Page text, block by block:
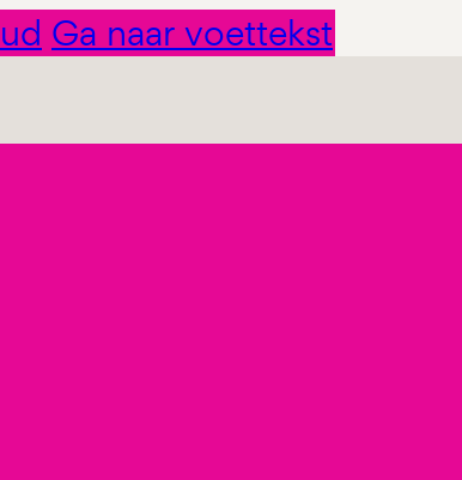
Ga naar voettekst